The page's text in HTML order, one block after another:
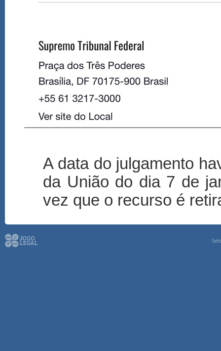
A data do julgamento
da União do dia 7 de
vez que o recurso é